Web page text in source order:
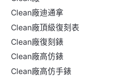
Clean廠迪通拿
Clean廠頂級復刻表
Clean廠復刻錶
Clean廠高仿錶
Clean廠高仿手錶